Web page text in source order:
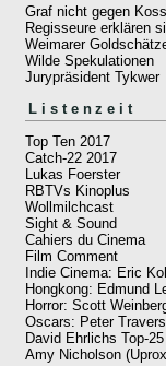
Graf nicht gegen
Regisseure erklären
Weimarer
Wilde Spekulationen
Jurypräsident Tykwer
Listenzeit
Top Ten 2017
Catch-22 2017
Lukas Foerster
RBTVs Kinoplus
Wollmilchcast
Sight & Sound
Cahiers du Cinema
Film Comment
Indie Cinema: Eric
Hongkong: Edmund
Horror: Scott
Oscars: Peter Travers
David Ehrlichs Top-25
Amy Nicholson